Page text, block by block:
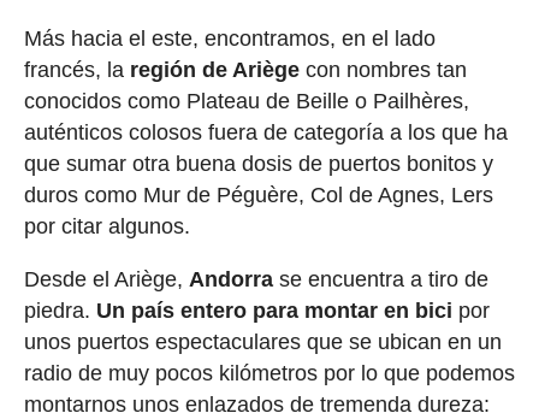
Más hacia el este, encontramos, en el lado
francés, la región de Ariègecon nombres tan
conocidos como Plateau de Beille o Pailhères,
auténticos colosos fuera de categoría a los que ha
que sumar otra buena dosis de puertos bonitos y
duros como Mur de Péguère, Col de Agnes, Lers
por citar algunos.
Desde el Ariège, Andorrase encuentra a tiro de
piedra. Un país entero para montar en bici por
unos puertos espectaculares que se ubican en un
radio de muy pocos kilómetros por lo que podemos
montarnos unos enlazados de tremenda dureza: